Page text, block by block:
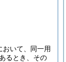
おいて、同一用
るとき、その